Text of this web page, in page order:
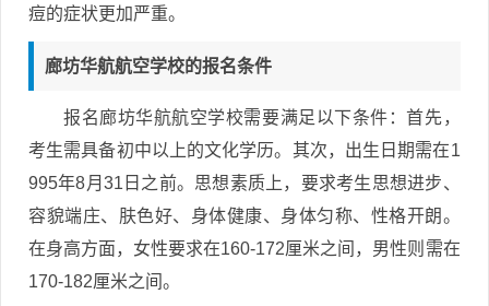
痘的症状更加严重。
廊坊华航航空学校的报名条件
报名廊坊华航航空学校需要满足以下条件：首先，
考生需具备初中以上的文化学历。其次，出生日期需在1
995年8月31日之前。思想素质上，要求考生思想进步、
容貌端庄、肤色好、身体健康、身体匀称、性格开朗。
在身高方面，女性要求在160-172厘米之间，男性则需在
170-182厘米之间。